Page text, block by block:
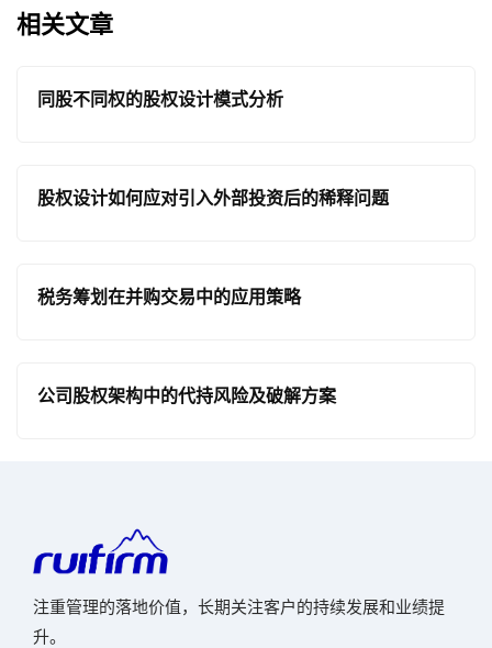
相关文章
同股不同权的股权设计模式分析
股权设计如何应对引入外部投资后的稀释问题
税务筹划在并购交易中的应用策略
公司股权架构中的代持风险及破解方案
注重管理的落地价值，长期关注客户的持续发展和业绩提
升。